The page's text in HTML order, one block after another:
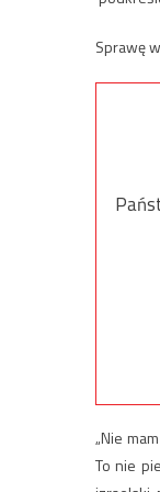
Sprawę
„Nie
To nie